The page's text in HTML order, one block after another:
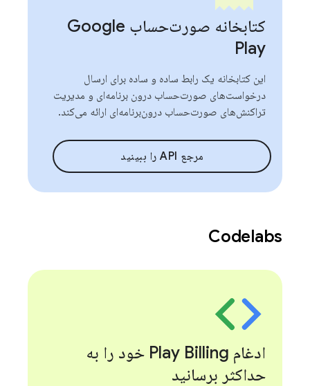
کتابخانه صورت‌حساب Google
Play
این کتابخانه یک رابط ساده و ساده برای ارسال
درخواست‌های صورت‌حساب درون برنامه‌ای و مدیریت
تراکنش‌های صورت‌حساب درون‌برنامه‌ای ارائه می‌کند.
مرجع API را ببینید
Codelabs
ادغام Play Billing خود را به
حداکثر برسانید